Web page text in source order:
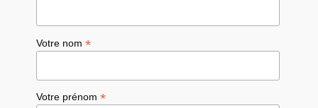
Votre nom*
Votre prénom*